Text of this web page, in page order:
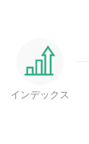
インデックス